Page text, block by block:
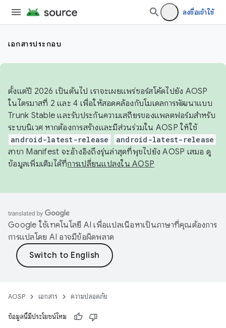
ลงชื่อเข้าใช้
เอกสารประกอบ
ตั้งแต่ปี 2026 เป็นต้นไป เราจะเผยแพร่ซอร์สโค้ดไปยัง AOSP
ในไตรมาสที่ 2 และ 4 เพื่อให้สอดคล้องกับโมเดลการพัฒนาแบบ
Trunk Stable และรับประกันความเสถียรของแพลตฟอร์มสำหรับ
ระบบนิเวศ หากต้องการสร้างและมีส่วนร่วมใน AOSP ให้ใช้
android-latest-release android-latest-release
สาขา Manifest จะอ้างอิงถึงรุ่นล่าสุดที่พุชไปยัง AOSP เสมอ ดู
ข้อมูลเพิ่มเติมได้ที่การเปลี่ยนแปลงใน AOSP
Google ใช้เทคโนโลยี AI เพื่อแปลเนื้อหาเป็นภาษาที่คุณต้องการ
การแปลโดย AI อาจมีข้อผิดพลาด
AOSP เอกสาร ความปลอดภัย
ข้อมูลนี้มีประโยชน์ไหม